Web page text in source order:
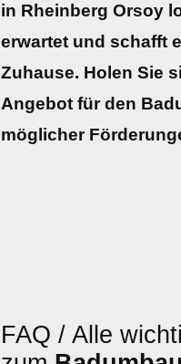
in Rheinberg Orsoy
erwartet und schafft
Zuhause. Holen Sie
Angebot für den
möglicher
FAQ / Alle